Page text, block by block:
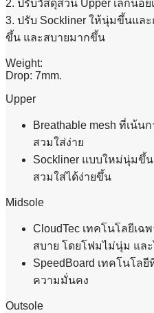
2. ปรับวัสดุส่วน Upper เล็กน้อ
3. ปรับ Sockliner ให้นุ่มขึ้นแล
ขึ้น และสบายมากขึ้น
Weight:
Drop: 7mm.
Upper
Breathable mesh ที่เน้น
สวมใส่ง่าย
Sockliner แบบใหม่นุ่มขึ้
สวมใส่ได้ง่ายขึ้น
Midsole
CloudTec เทคโนโลยีเฉ
สบาย โดยโฟมไม่นุ่ม แล
SpeedBoard เทคโนโล
ความมั่นคง
Outsole